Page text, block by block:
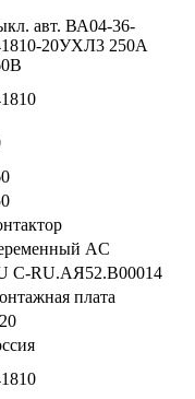
авт. ВА04-36-
20УХЛ3 250А
AC
C-RU.АЯ52.B00014
плата